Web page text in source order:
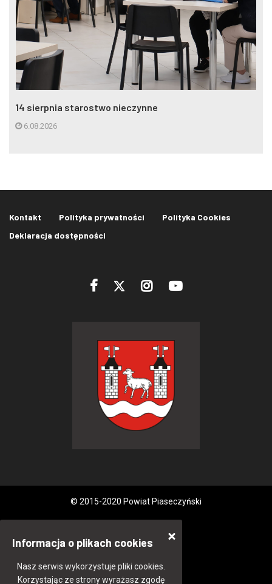
14 sierpnia starostwo nieczynne
6.08.2026
Kontakt Polityka prywatności
Polityka Cookies
Deklaracja dostępności
© 2015-2020 Powiat Piaseczyński
Informacja o plikach cookies
Nasz serwis wykorzystuje pliki cookies.
Korzystając ze strony wyrażasz zgodę